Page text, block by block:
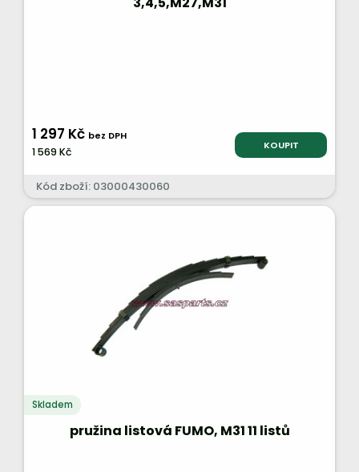
1 297 Kč bez DPH
1 569 Kč KOUPIT
Kód zboží: 03000430060
Skladem
pružina listová FUMO, M31 11 listů